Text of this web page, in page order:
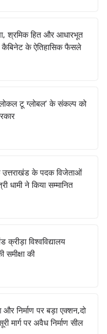
श्रमिक हित और आधारभूत
कैबिनेट के ऐतिहासिक फैसले
टू ग्लोबल’ के संकल्प को
के पदक विजेताओं
धामी ने किया सम्मानित
क्रीड़ा विश्वविद्यालय
समीक्षा की
और निर्माण पर बड़ा एक्शन,दो
मार्ग पर अवैध निर्माण सील